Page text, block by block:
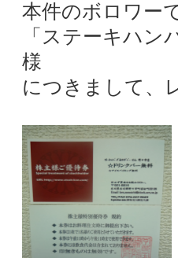
本件のボロワー
「ステーキハ
様
につきまして、